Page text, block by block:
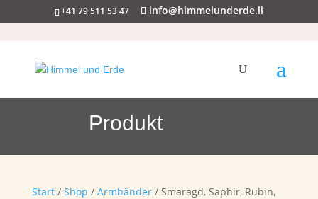
+41 79 511 53 47 info@himmelunderde.li
Produkt
Start/ Shop / Armbänder/ Smaragd, Saphir, Rubin,